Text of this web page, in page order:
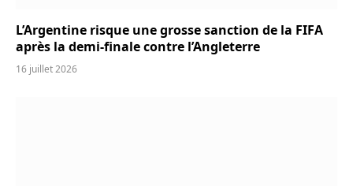
L’Argentine risque une grosse sanction de la FIFA
après la demi-finale contre l’Angleterre
16 juillet 2026